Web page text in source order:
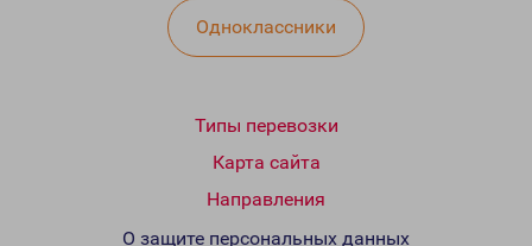
Одноклассники
Типы перевозки
Карта сайта
Направления
О защите персональных данных